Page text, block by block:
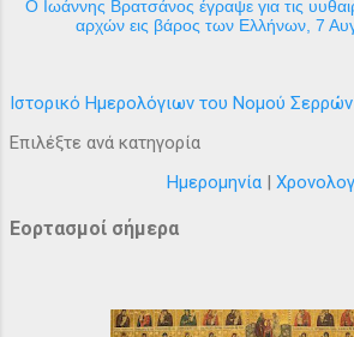
Ο Ιωάννης Βρατσάνος έγραψε για τις
αρχών εις βάρος των Ελλήνων, 7
Ιστορικό Ημερολόγιων του Νομού Σερρών
Επιλέξτε ανά κατηγορία
Ημερομηνία |
Εορτασμοί σήμερα